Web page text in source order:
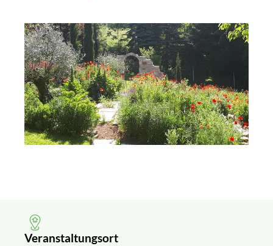
Veranstaltungsort